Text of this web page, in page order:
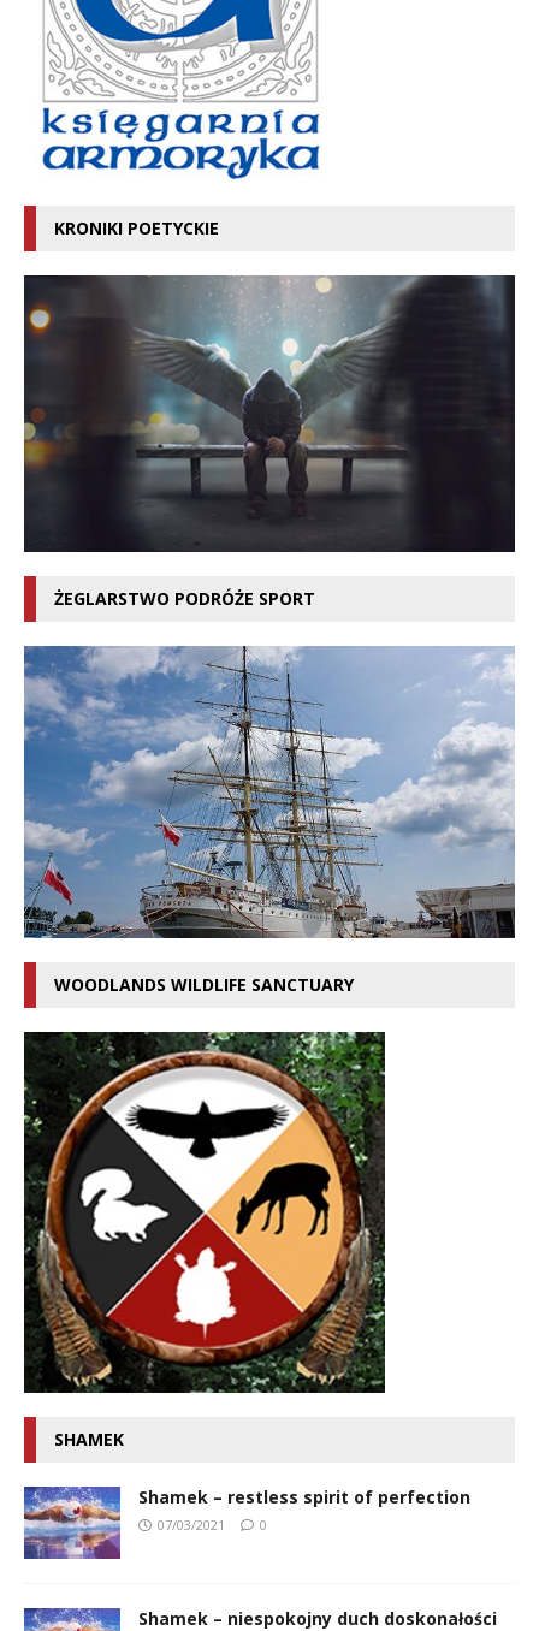
KRONIKI POETYCKIE
ŻEGLARSTWO PODRÓŻE SPORT
WOODLANDS WILDLIFE SANCTUARY
SHAMEK
Shamek – restless spirit of perfection
07/03/2021 0
Shamek – niespokojny duch doskonałości